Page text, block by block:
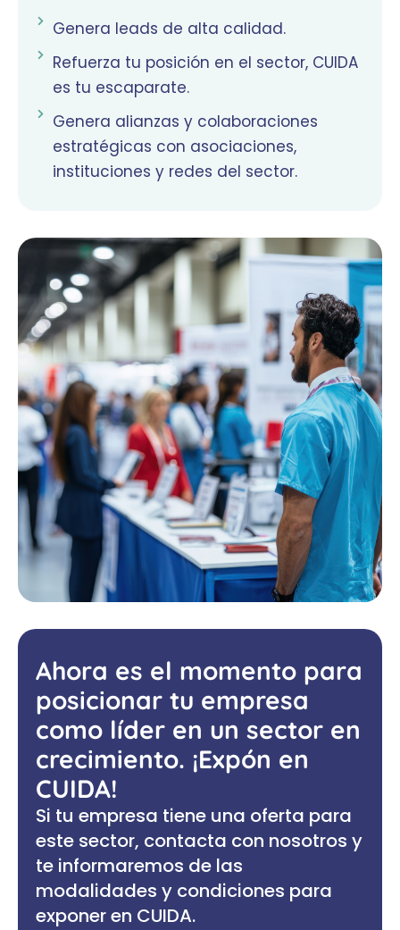
Genera leads de alta calidad.
Refuerza tu posición en el sector, CUIDA
es tu escaparate.
Genera alianzas y colaboraciones
estratégicas con asociaciones,
instituciones y redes del sector.
Ahora es el momento para
posicionar tu empresa
como líder en un sector en
crecimiento. ¡Expón en
CUIDA!
Si tu empresa tiene una oferta para
este sector, contacta con nosotros y
te informaremos de las
modalidades y condiciones para
exponer en CUIDA.